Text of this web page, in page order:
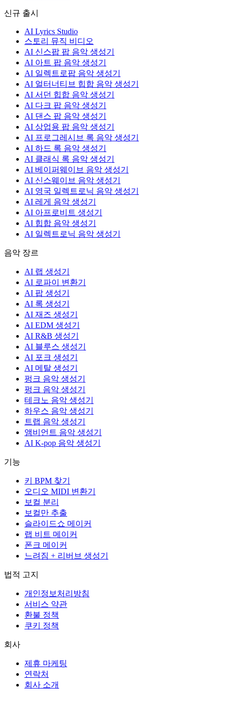
신규 출시
AI Lyrics Studio
스토리 뮤직 비디오
AI 신스팝 팝 음악 생성기
AI 아트 팝 음악 생성기
AI 일렉트로팝 음악 생성기
AI 얼터너티브 힙합 음악 생성기
AI 서던 힙합 음악 생성기
AI 다크 팝 음악 생성기
AI 댄스 팝 음악 생성기
AI 상업용 팝 음악 생성기
AI 프로그레시브 록 음악 생성기
AI 하드 록 음악 생성기
AI 클래식 록 음악 생성기
AI 베이퍼웨이브 음악 생성기
AI 신스웨이브 음악 생성기
AI 영국 일렉트로닉 음악 생성기
AI 레게 음악 생성기
AI 아프로비트 생성기
AI 힙합 음악 생성기
AI 일렉트로닉 음악 생성기
음악 장르
AI 랩 생성기
AI 로파이 변환기
AI 팝 생성기
AI 록 생성기
AI 재즈 생성기
AI EDM 생성기
AI R&B 생성기
AI 블루스 생성기
AI 포크 생성기
AI 메탈 생성기
펑크 음악 생성기
펑크 음악 생성기
테크노 음악 생성기
하우스 음악 생성기
트랩 음악 생성기
앰비언트 음악 생성기
AI K-pop 음악 생성기
기능
키 BPM 찾기
오디오 MIDI 변환기
보컬 분리
보컬만 추출
슬라이드쇼 메이커
랩 비트 메이커
폰크 메이커
느려짐 + 리버브 생성기
법적 고지
개인정보처리방침
서비스 약관
환불 정책
쿠키 정책
회사
제휴 마케팅
연락처
회사 소개